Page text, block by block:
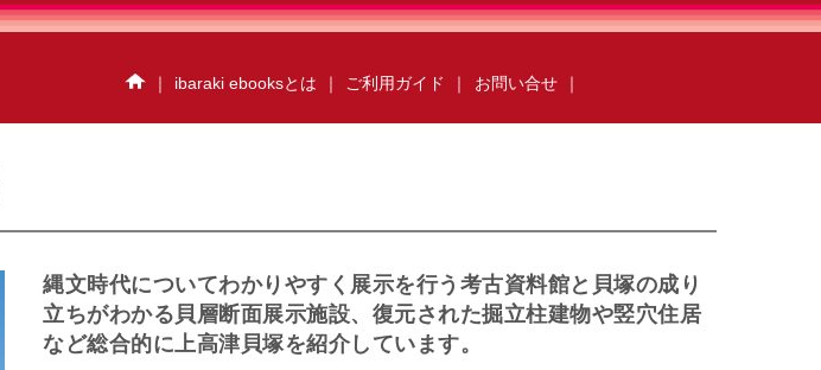
｜ ibaraki ebooksとは ｜ ご利用ガイド ｜ お問い合せ ｜
茨城県北ジオパークebooks
いばらき広報ナビ
ウォーキングハイキング
いばらき防災の本棚
ibaraki ebooksとは
運営会社 ご利用ガイド
よくある質問
サイトマップ
お問い合わせ 掲載の方法
掲載規約
縄文時代についてわかりやすく展示を行う考古資料館と貝塚の成り
立ちがわかる貝層断面展示施設、復元された掘立柱建物や竪穴住居
など総合的に上高津貝塚を紹介しています。